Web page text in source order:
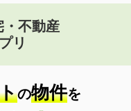
和町新里
不動産
リ
の物件を